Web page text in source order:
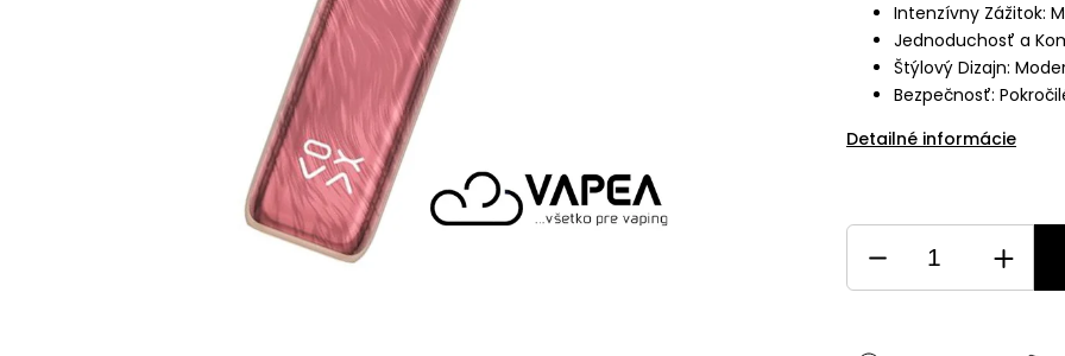
Intenzívny Zážitok:
Jednoduchosť a
Štýlový Dizajn:
Bezpečnosť:
Detailné informácie